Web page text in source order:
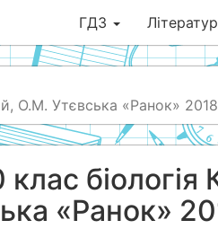
ГДЗ
О.М. Утєвська «Ранок» 2018
біологія
«Ранок»